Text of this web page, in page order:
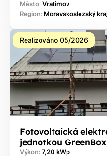
Město: Vratimov
Region: Moravskoslezský kraj
Realizováno 05/2026
Fotovoltaická
jednotkou
Výkon: 7,20 kWp